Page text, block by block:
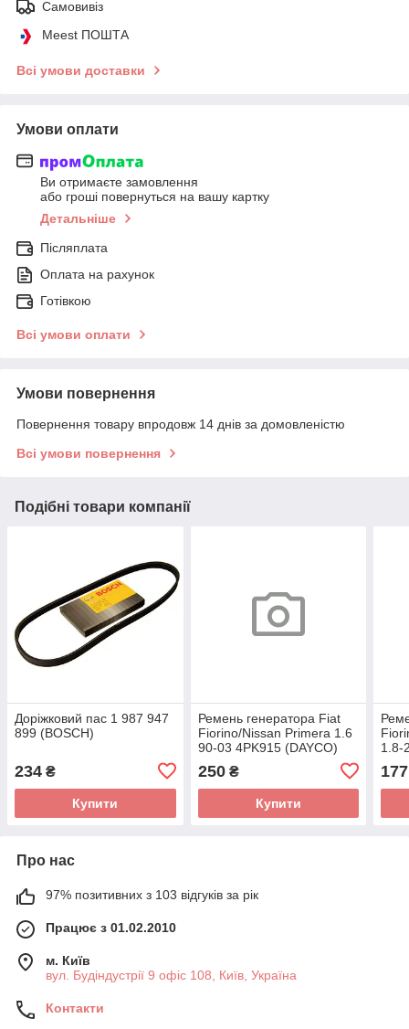
Самовивіз
Meest ПОШТА
Всі умови доставки
Умови оплати
Ви отримаєте замовлення
або гроші повернуться на вашу картку
Детальніше
Післяплата
Оплата на рахунок
Готівкою
Всі умови оплати
Умови повернення
Повернення товару впродовж 14 днів за домовленістю
Всі умови повернення
Подібні товари компанії
Доріжковий пас 1 987 947
899 (BOSCH)
234 ₴
Купити
Ремень генератора Fiat
Fiorino/Nissan Primera 1.6
90-03 4PK915 (DAYCO)
250₴
Купити
1.8-
177
Про нас
97% позитивних з 103 відгуків за рік
Працює з 01.02.2010
м. Київ
вул. Будіндустрії 9 офіс 108, Київ, Україна
Контакти